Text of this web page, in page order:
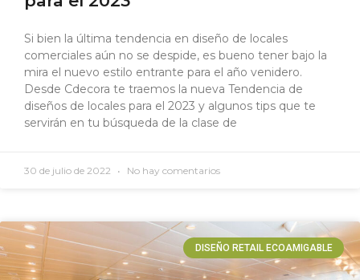
Si bien la última tendencia en diseño de locales
comerciales aún no se despide, es bueno tener bajo la
mira el nuevo estilo entrante para el año venidero.
Desde Cdecora te traemos la nueva Tendencia de
diseños de locales para el 2023 y algunos tips que te
servirán en tu búsqueda de la clase de
30 de julio de 2022 No hay comentarios
DISEÑO RETAIL ECOAMIGABLE